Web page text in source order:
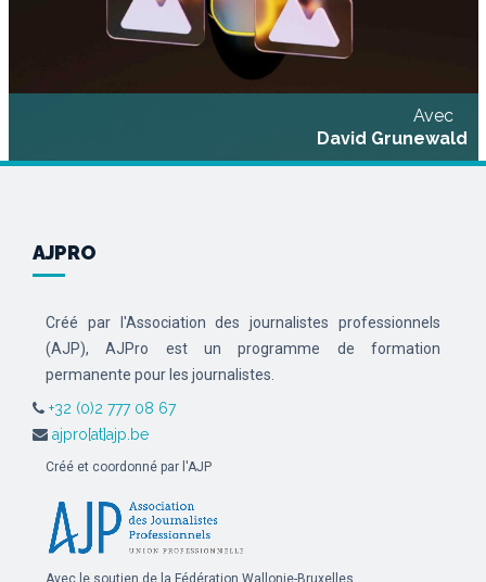
Avec
David Grunewald
AJPRO
Créé par l'Association des journalistes professionnels
(AJP), AJPro est un programme de formation
permanente pour les journalistes.
+32 (0)2 777 08 67
ajpro[at]ajp.be
Créé et coordonné par l'AJP